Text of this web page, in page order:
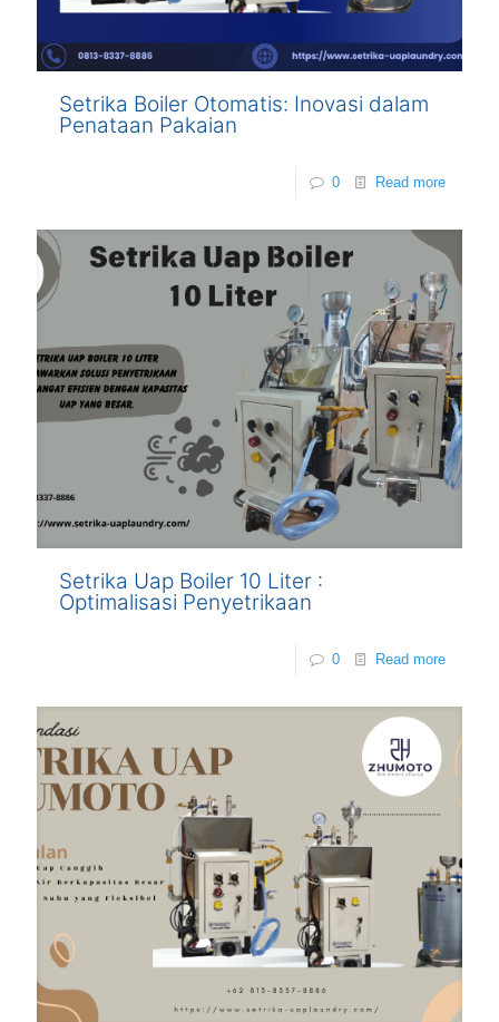
Setrika Boiler Otomatis: Inovasi dalam
Penataan Pakaian
0 Read more
Setrika Uap Boiler 10 Liter :
Optimalisasi Penyetrikaan
0 Read more